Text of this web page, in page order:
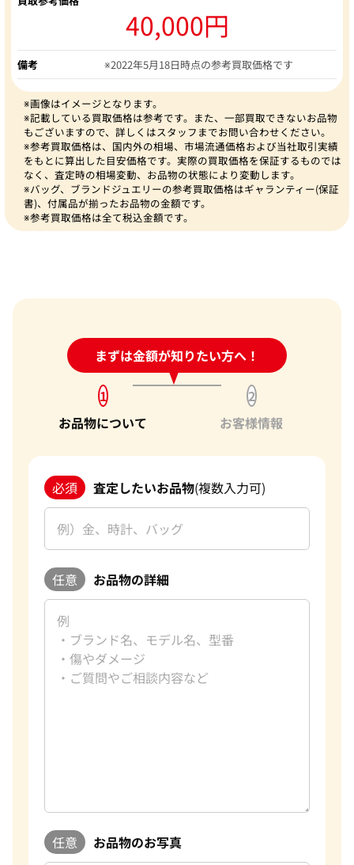
40,000円
備考 ※2022年5月18日時点の参考買取価格です
※画像はイメージとなります。
※記載している買取価格は参考です。また、一部買取できないお品物
もございますので、詳しくはスタッフまでお問い合わせください。
※参考買取価格は、国内外の相場、市場流通価格および当社取引実績
をもとに算出した目安価格です。実際の買取価格を保証するものでは
なく、査定時の相場変動、お品物の状態により変動します。
※バッグ、ブランドジュエリーの参考買取価格はギャランティー(保証
書)、付属品が揃ったお品物の金額です。
※参考買取価格は全て税込金額です。
まずは金額が知りたい方へ！
24時間受付中!問い合わせフォーム
1
お品物について
2
お客様情報
必須 査定したいお品物(複数入力可)
任意 お品物の詳細
任意 お品物のお写真